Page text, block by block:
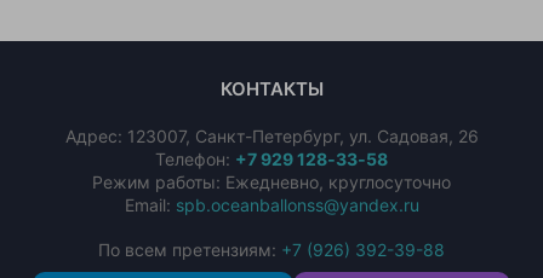
КОНТАКТЫ
Адрес: 123007, Санкт-Петербург, ул. Садовая, 26
Телефон: +7 929 128‑33‑58
Режим работы: Ежедневно, круглосуточно
Email: spb.oceanballonss@yandex.ru
По всем претензиям: +7 (926) 392-39-88